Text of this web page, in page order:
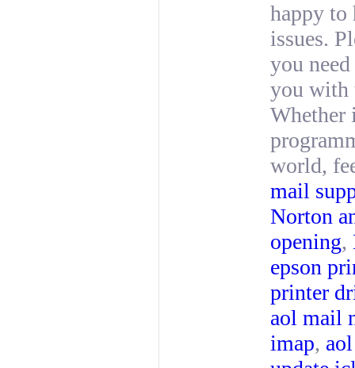
happy to
issues.
you
you with
Whether
world,
mail
Norton
opening,
epson
printer
aol mail
imap,